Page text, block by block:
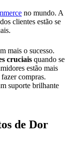
no mundo. A
clientes estão se
mais o sucesso.
cruciais quando se
estão mais
compras.
suporte brilhante
de Dor